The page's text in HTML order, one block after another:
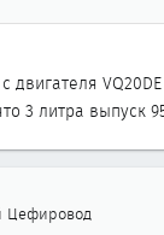
двигателя
3 литра выпуск
Цефировод